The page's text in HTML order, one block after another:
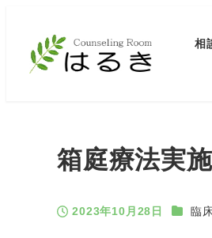
相
箱庭療法実
投稿日
2023年10月28日 カテゴ
臨